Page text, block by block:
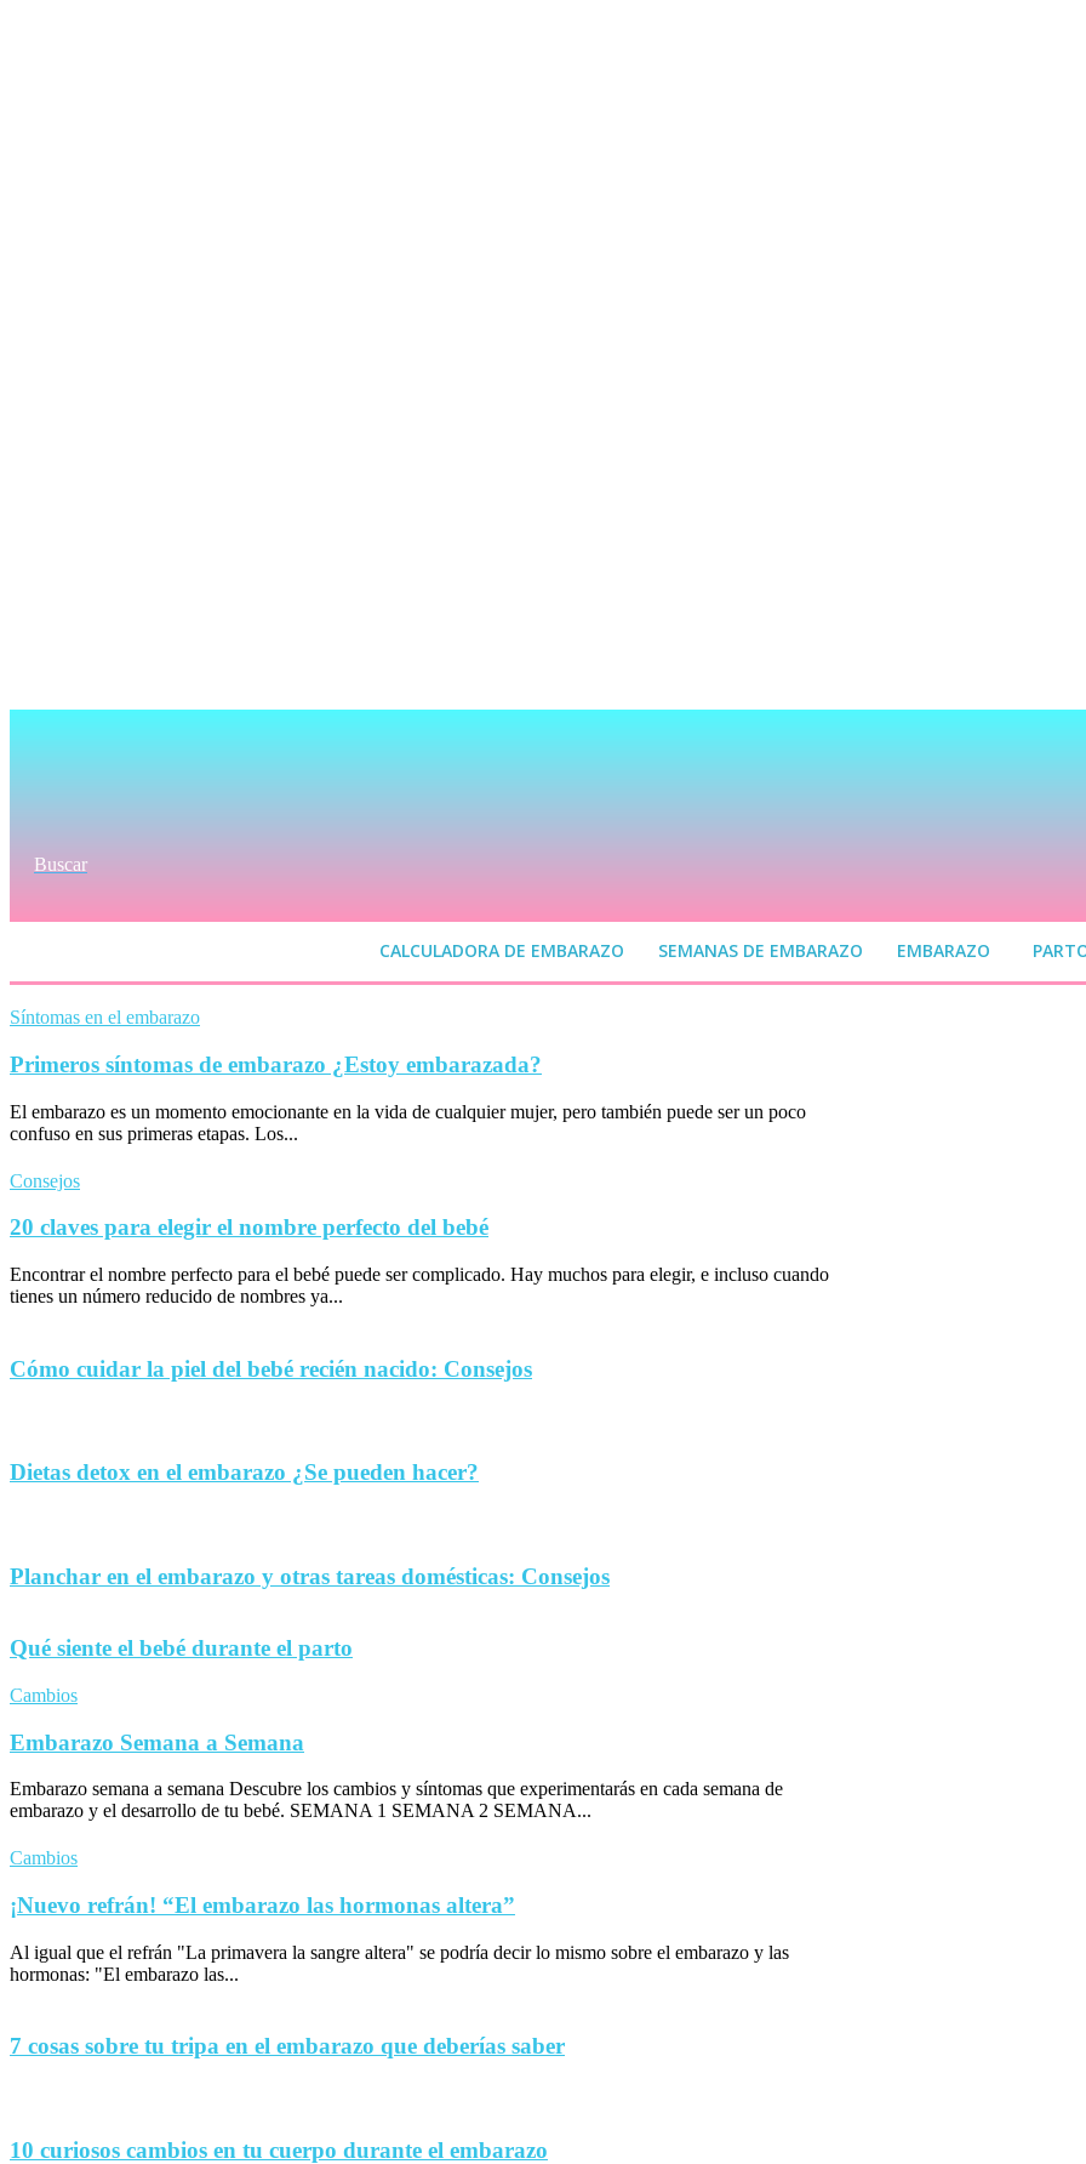
Buscar
CALCULADORA DE EMBARAZO SEMANAS DE EMBARAZO EMBARAZO
Síntomas en el embarazo
Primeros síntomas de embarazo ¿Estoy embarazada?
El embarazo es un momento emocionante en la vida de cualquier mujer, pero también puede ser un poco
confuso en sus primeras etapas. Los...
Consejos
20 claves para elegir el nombre perfecto del bebé
Encontrar el nombre perfecto para el bebé puede ser complicado. Hay muchos para elegir, e incluso cuando
tienes un número reducido de nombres ya...
Cómo cuidar la piel del bebé recién nacido: Consejos
Dietas detox en el embarazo ¿Se pueden hacer?
Planchar en el embarazo y otras tareas domésticas: Consejos
Qué siente el bebé durante el parto
Cambios
Embarazo Semana a Semana
Embarazo semana a semana Descubre los cambios y síntomas que experimentarás en cada semana de
embarazo y el desarrollo de tu bebé. SEMANA 1 SEMANA 2 SEMANA...
Cambios
¡Nuevo refrán! “El embarazo las hormonas altera”
Al igual que el refrán "La primavera la sangre altera" se podría decir lo mismo sobre el embarazo y las
hormonas: "El embarazo las...
7 cosas sobre tu tripa en el embarazo que deberías saber
10 curiosos cambios en tu cuerpo durante el embarazo